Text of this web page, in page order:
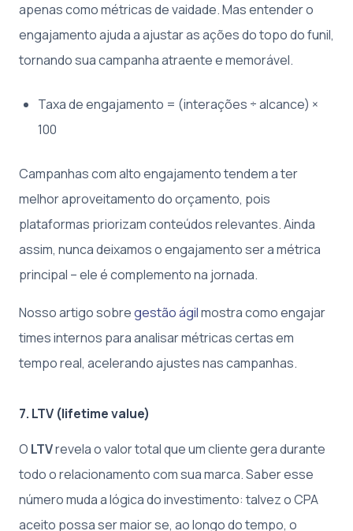
apenas como métricas de vaidade. Mas entender o
engajamento ajuda a ajustar as ações do topo do funil,
tornando sua campanha atraente e memorável.
Taxa de engajamento = (interações ÷ alcance) ×
100
Campanhas com alto engajamento tendem a ter
melhor aproveitamento do orçamento, pois
plataformas priorizam conteúdos relevantes. Ainda
assim, nunca deixamos o engajamento ser a métrica
principal – ele é complemento na jornada.
Nosso artigo sobregestão ágilmostra como engajar
times internos para analisar métricas certas em
tempo real, acelerando ajustes nas campanhas.
7. LTV (lifetime value)
O LTVrevela o valor total que um cliente gera durante
todo o relacionamento com sua marca. Saber esse
número muda a lógica do investimento: talvez o CPA
aceito possa ser maior se, ao longo do tempo, o